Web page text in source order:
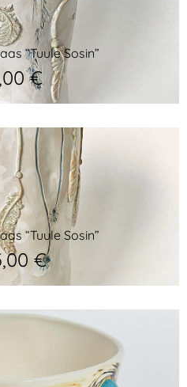
“Tuule Sosin”
€
“Tuule Sosin”
€